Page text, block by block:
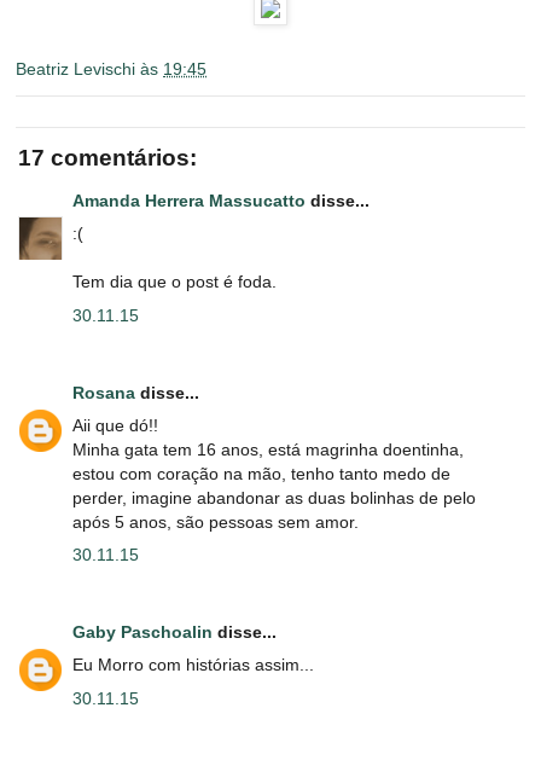
Beatriz Levischi às 19:45
17 comentários:
Amanda Herrera Massucatto disse...
:(
Tem dia que o post é foda.
30.11.15
Rosana disse...
Aii que dó!!
Minha gata tem 16 anos, está magrinha doentinha,
estou com coração na mão, tenho tanto medo de
perder, imagine abandonar as duas bolinhas de pelo
após 5 anos, são pessoas sem amor.
30.11.15
Gaby Paschoalin disse...
Eu Morro com histórias assim...
30.11.15